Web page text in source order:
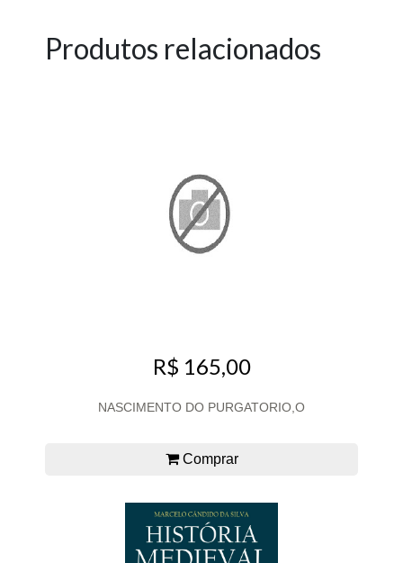
Produtos relacionados
R$ 165,00
NASCIMENTO DO PURGATORIO,O
Comprar